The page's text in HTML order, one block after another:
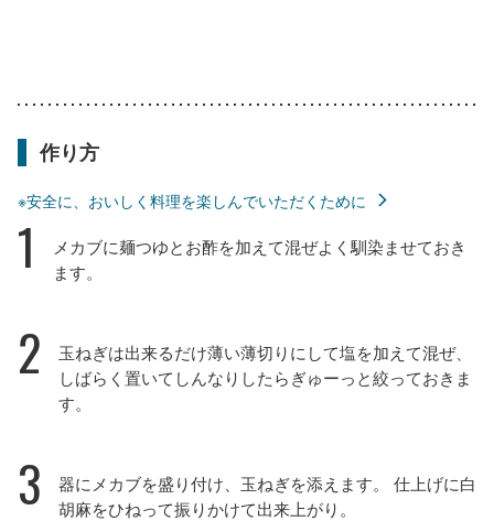
作り方
※安全に、おいしく料理を楽しんでいただくために
1
メカブに麺つゆとお酢を加えて混ぜよく馴染ませておき
ます。
2
玉ねぎは出来るだけ薄い薄切りにして塩を加えて混ぜ、
しばらく置いてしんなりしたらぎゅーっと絞っておきま
す。
3
器にメカブを盛り付け、玉ねぎを添えます。 仕上げに白
胡麻をひねって振りかけて出来上がり。